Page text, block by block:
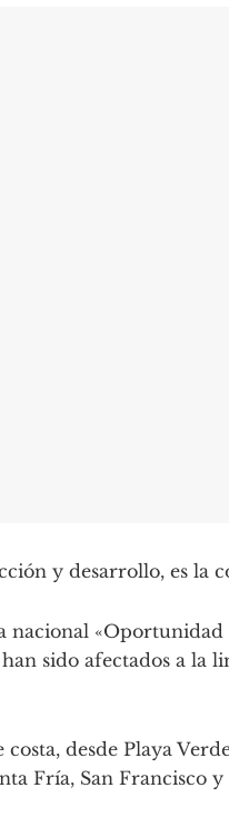
y desarrollo, es la
nacional «Oportunidad
sido afectados a la
desde Playa
Fría, San Francisco y